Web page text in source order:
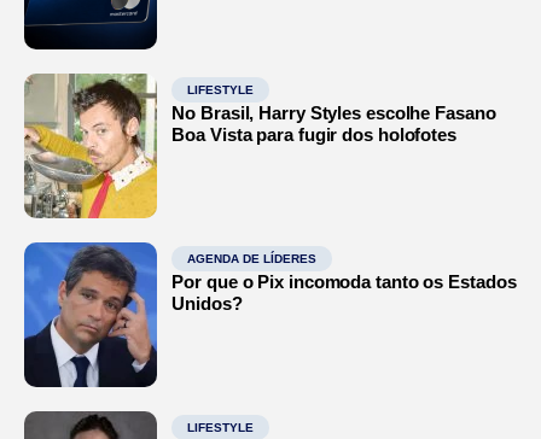
LIFESTYLE
No Brasil, Harry Styles escolhe Fasano
Boa Vista para fugir dos holofotes
AGENDA DE LÍDERES
Por que o Pix incomoda tanto os Estados
Unidos?
LIFESTYLE